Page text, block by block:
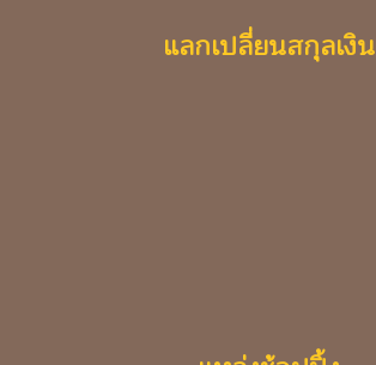
แลกเปลี่ยนสกุลเงิน